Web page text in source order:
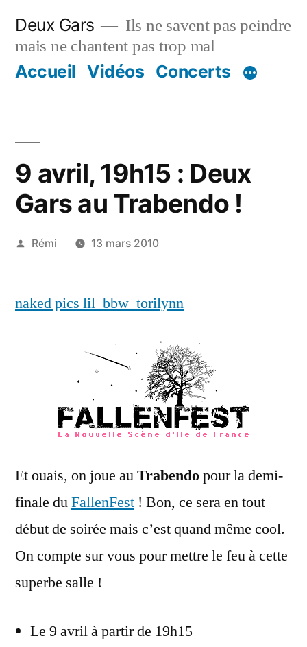
contenu
Deux Gars
Ils ne savent pas peindre
mais ne chantent pas trop mal
Accueil Vidéos Concerts
9 avril, 19h15 : Deux
Gars au Trabendo !
Publié
Rémi 13 mars 2010
naked pics lil_bbw_torilynn
Et ouais, on joue auTrabendopour la demi-
finale duFallenFest ! Bon, ce sera en tout
début de soirée mais c’est quand même cool.
On compte sur vous pour mettre le feu à cette
superbe salle !
Le 9 avril à partir de 19h15